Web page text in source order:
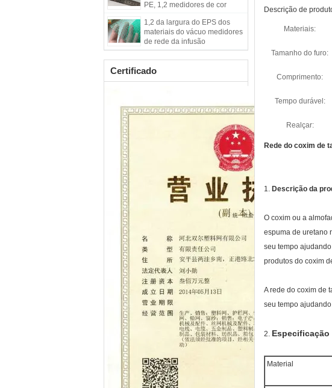
PE, 1,2 medidores de cor
1,2 da largura do EPS dos
materiais do vácuo medidores
de rede da infusão
Certificado
Descrição de
Materiais:
Tamanho do furo:
Comprimento:
Tempo durável:
Realçar:
Rede do coxim de
1. Descrição da
O coxim ou a
espuma de uretano
seu tempo
produtos do coxim
A rede do coxim de
seu tempo
2.
Material